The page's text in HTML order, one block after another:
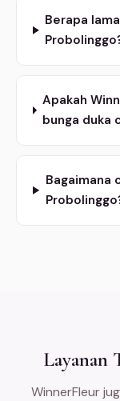
Berapa
Apakah
bunga duka
Bagaimana
Layanan
WinnerFleur